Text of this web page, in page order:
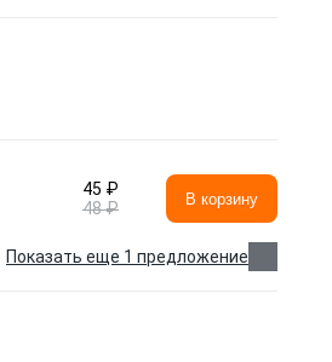
45 ₽
48 ₽
В корзину
Показать еще 1 предложение